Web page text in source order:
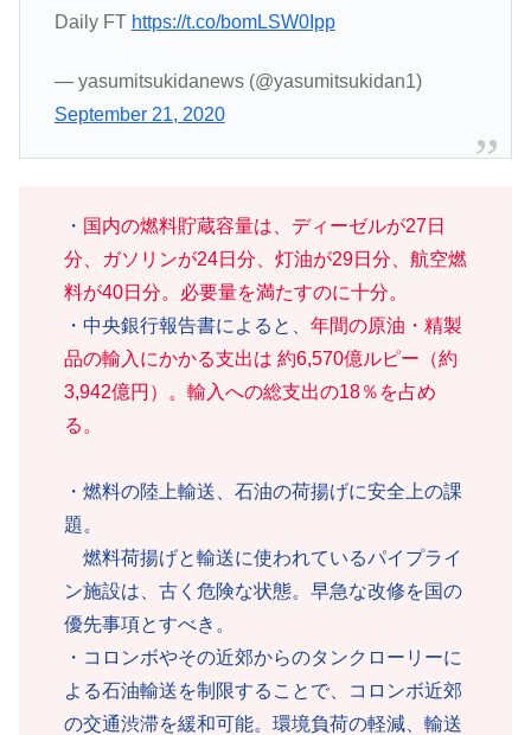
Daily FT https://t.co/bomLSW0Ipp
— yasumitsukidanews (@yasumitsukidan1)
September 21, 2020
・ 国内の燃料貯蔵容量は、ディーゼルが27日
分、ガソリンが24日分、灯油が29日分、航空燃
料が40日分。必要量を満たすのに十分。
・中央銀行報告書によると、 年間の原油・精製
品の輸入にかかる支出は 約6,570億ルピー（約
3,942億円）。輸入への総支出の18％を占め
る。
・燃料の陸上輸送、石油の荷揚げに安全上の課
題。
燃料荷揚げと輸送に使われているパイプライ
ン施設は、古く危険な状態。早急な改修を国の
優先事項とすべき。
・コロンボやその近郊からのタンクローリーに
よる石油輸送を制限することで、コロンボ近郊
の交通渋滞を緩和可能。環境負荷の軽減、輸送